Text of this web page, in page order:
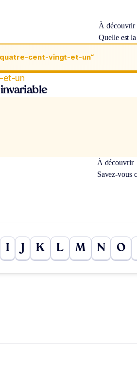
À découvrir
Quelle est
cent-vingt-et-un“
et-un
À découvrir
Savez-vous
I J K L M N O